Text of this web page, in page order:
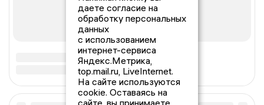
даете согласие на
обработку персональных
данных
с использованием
интернет-сервиса
Яндекс.Метрика,
top.mail.ru, LiveInternet.
На сайте используются
cookie. Оставаясь на
сайте, вы принимаете